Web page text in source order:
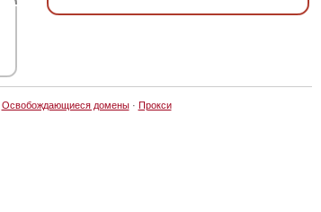
Освобождающиеся домены· Прокси